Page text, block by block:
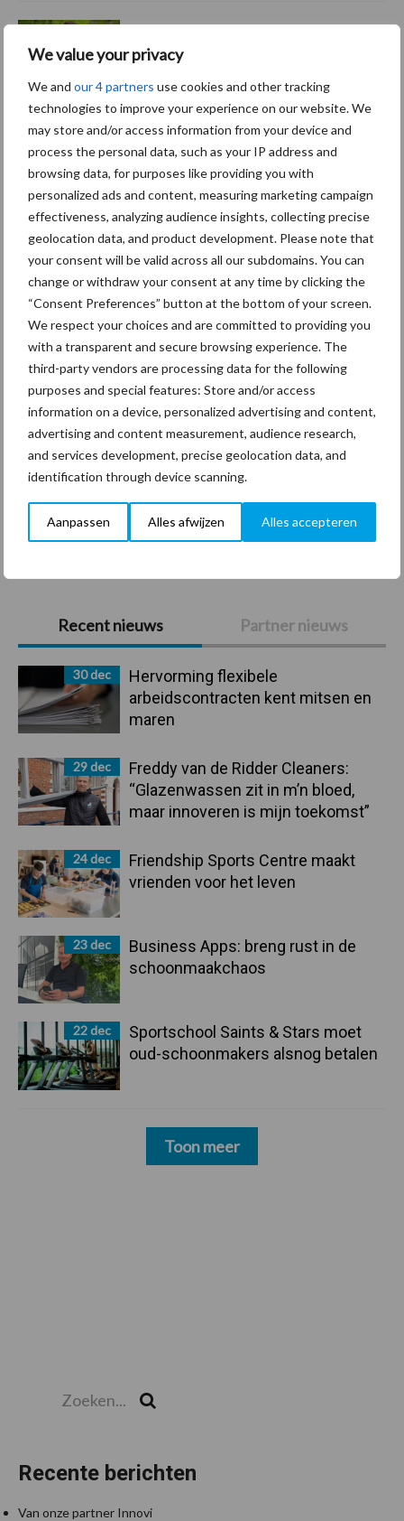
We value your privacy
We and our 4 partners use cookies and other tracking
technologies to improve your experience on our website. We
may store and/or access information from your device and
process the personal data, such as your IP address and
browsing data, for purposes like providing you with
personalized ads and content, measuring marketing campaign
effectiveness, analyzing audience insights, collecting precise
geolocation data, and product development. Please note that
your consent will be valid across all our subdomains. You can
change or withdraw your consent at any time by clicking the
“Consent Preferences” button at the bottom of your screen.
We respect your choices and are committed to providing you
with a transparent and secure browsing experience. The
third-party vendors are processing data for the following
purposes and special features: Store and/or access
information on a device, personalized advertising and content,
advertising and content measurement, audience research,
and services development, precise geolocation data, and
identification through device scanning.
Aanpassen Alles afwijzen Alles accepteren
Primaire
Sidebar
Recent nieuws Partner nieuws
30 dec
Hervorming flexibele
arbeidscontracten kent mitsen en
maren
29 dec
Freddy van de Ridder Cleaners:
“Glazenwassen zit in m’n bloed,
maar innoveren is mijn toekomst”
24 dec
Friendship Sports Centre maakt
vrienden voor het leven
23 dec
Business Apps: breng rust in de
schoonmaakchaos
22 dec
Sportschool Saints & Stars moet
oud-schoonmakers alsnog betalen
Toon meer
Recente berichten
Van onze partner Innovi
Company
persoonsgegevens: grip op
de risico’s
Hervorming flexibele
arbeidscontracten kent
mitsen en maren
Thema's Vakpartners
Coronavirus UVC
Toon meer